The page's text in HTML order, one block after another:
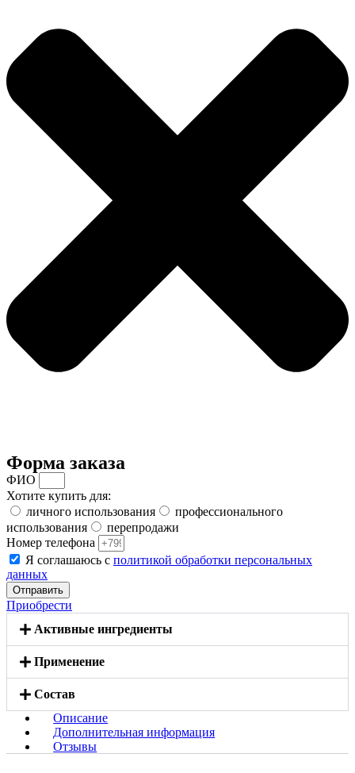
Форма заказа
ФИО
Хотите купить для:
личного использования
профессионального
использования
перепродажи
Номер телефона
Я соглашаюсь с политикой обработки персональных
данных
Отправить
Приобрести
Активные ингредиенты
Применение
Состав
Описание
Дополнительная информация
Отзывы